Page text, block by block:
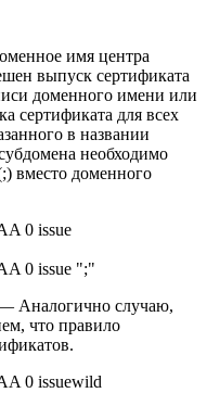
имя центра
выпуск сертификата
доменного имени или
сертификата для всех
в названии
необходимо
вместо доменного
0 issue
0 issue ";"
Аналогично случаю,
что правило
0 issuewild